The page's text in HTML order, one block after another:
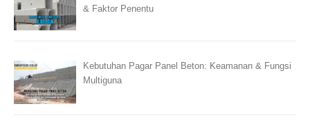
& Faktor Penentu
Kebutuhan Pagar Panel Beton: Keamanan & Fungsi
Multiguna